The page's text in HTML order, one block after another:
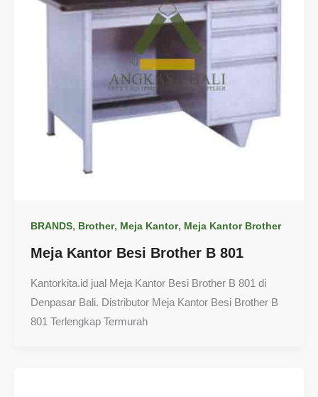
BRANDS, Brother, Meja Kantor, Meja Kantor Brother
Meja Kantor Besi Brother B 801
Kantorkita.id jual Meja Kantor Besi Brother B 801 di
Denpasar Bali. Distributor Meja Kantor Besi Brother B
801 Terlengkap Termurah